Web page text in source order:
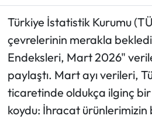
Türkiye İstatistik Kurumu
çevrelerinin merakla
Endeksleri, Mart 2026"
paylaştı. Mart ayı verileri,
ticaretinde oldukça ilginç
koydu: İhracat ürünlerimizin
ASTROLOJİ
Spor Yazıları
Mektup Galeri
Ekonomi